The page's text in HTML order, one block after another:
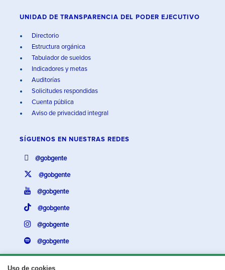
Uso de cookies
UNIDAD DE TRANSPARENCIA DEL PODER EJECUTIVO
Directorio
Estructura orgánica
Tabulador de sueldos
Indicadores y metas
Auditorías
Solicitudes respondidas
Cuenta pública
Aviso de privacidad integral
SÍGUENOS EN NUESTRAS REDES
@gobgente
@gobgente
@gobgente
@gobgente
@gobgente
@gobgente